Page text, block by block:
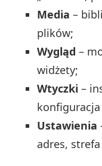
Media –
plików;
Wygląd –
widżety;
Wtyczki –
konfiguracja
Ustawienia
adres,